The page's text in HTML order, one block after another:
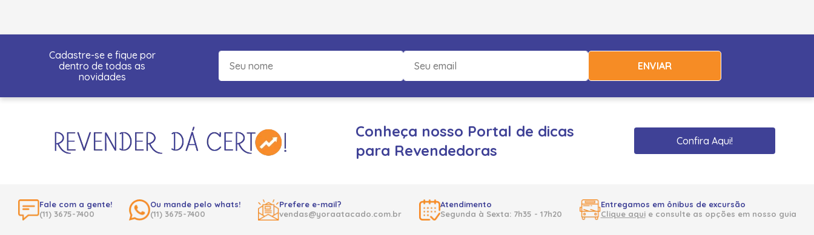
Cadastre-se e fique por
dentro de todas as
novidades
ENVIAR
Conheça nosso Portal de dicas
para Revendedoras
Confira Aqui!
Fale com a gente!
(11) 3675-7400
Ou mande pelo whats!
(11) 3675-7400
Prefere e-mail?
vendas@yoraatacado.com.br
Atendimento
Segunda à Sexta: 7h35 - 17h20
Entregamos em ônibus de excursão
Clique aquie consulte as opções em nosso guia